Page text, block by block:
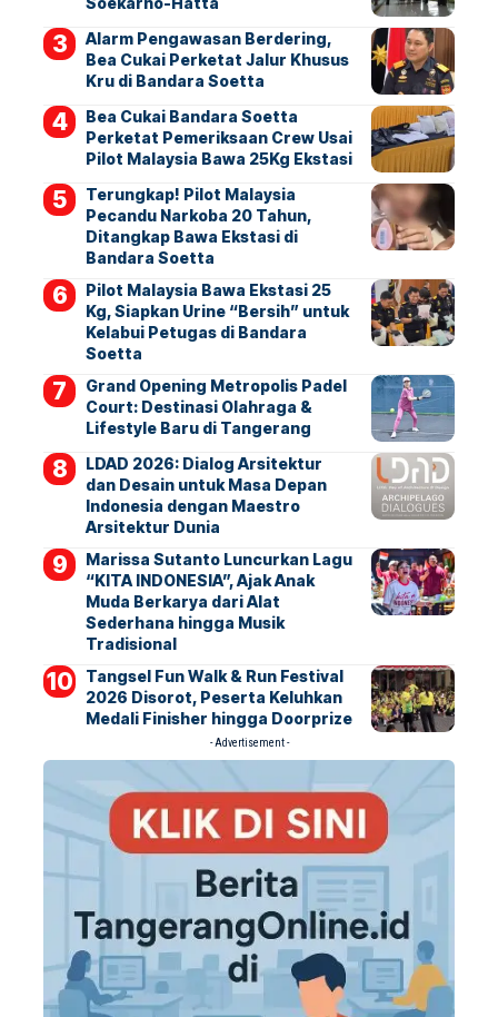
Alarm Pengawasan Berdering,
Bea Cukai Perketat Jalur Khusus
Kru di Bandara Soetta
Bea Cukai Bandara Soetta
Perketat Pemeriksaan Crew Usai
Pilot Malaysia Bawa 25Kg Ekstasi
Terungkap! Pilot Malaysia
Pecandu Narkoba 20 Tahun,
Ditangkap Bawa Ekstasi di
Bandara Soetta
Pilot Malaysia Bawa Ekstasi 25
Kg, Siapkan Urine “Bersih” untuk
Kelabui Petugas di Bandara
Soetta
Grand Opening Metropolis Padel
Court: Destinasi Olahraga &
Lifestyle Baru di Tangerang
LDAD 2026: Dialog Arsitektur
dan Desain untuk Masa Depan
Indonesia dengan Maestro
Arsitektur Dunia
Marissa Sutanto Luncurkan Lagu
“KITA INDONESIA”, Ajak Anak
Muda Berkarya dari Alat
Sederhana hingga Musik
Tradisional
Tangsel Fun Walk & Run Festival
2026 Disorot, Peserta Keluhkan
Medali Finisher hingga Doorprize
- Advertisement -